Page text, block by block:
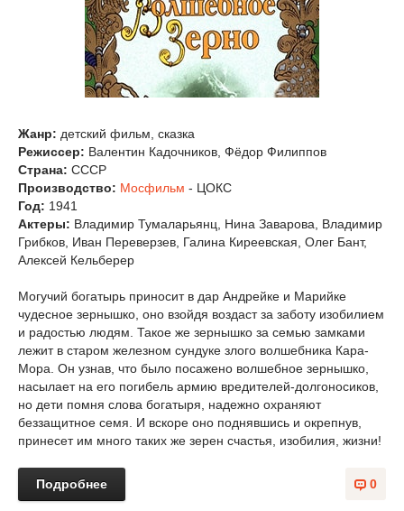
Жанр: детский фильм, сказка
Режиссер: Валентин Кадочников, Фёдор Филиппов
Страна: СССР
Производство: Мосфильм - ЦОКС
Год: 1941
Актеры: Владимир Тумаларьянц, Нина Заварова, Владимир
Грибков, Иван Переверзев, Галина Киреевская, Олег Бант,
Алексей Кельберер
Могучий богатырь приносит в дар Андрейке и Марийке
чудесное зернышко, оно взойдя воздаст за заботу изобилием
и радостью людям. Такое же зернышко за семью замками
лежит в старом железном сундуке злого волшебника Кара-
Мора. Он узнав, что было посажено волшебное зернышко,
насылает на его погибель армию вредителей-долгоносиков,
но дети помня слова богатыря, надежно охраняют
беззащитное семя. И вскоре оно поднявшись и окрепнув,
принесет им много таких же зерен счастья, изобилия, жизни!
0
Подробнее